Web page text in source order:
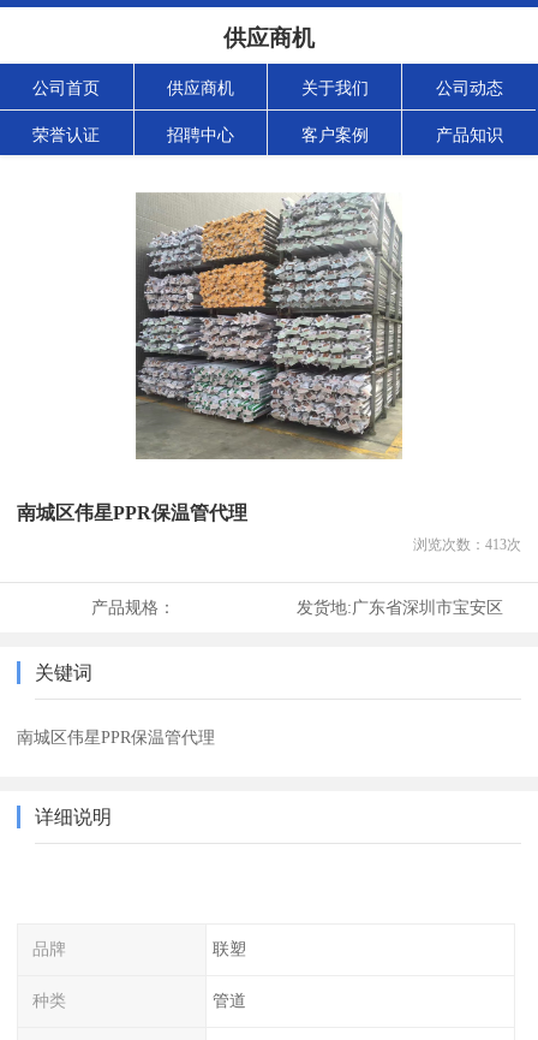
供应商机
公司首页 供应商机 关于我们 公司动态
荣誉认证 招聘中心 客户案例 产品知识
南城区伟星PPR保温管代理
浏览次数： 413次
产品规格： 发货地:广东省深圳市宝安区
关键词
南城区伟星PPR保温管代理
详细说明
品牌 联塑
种类 管道